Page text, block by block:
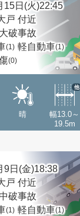
15日(火)22:45
戸 付近
破事故
(1) 軽自動車(1)
(0)
晴
幅13.0～
19.5m
他
9日(金)18:38
戸 付近
破事故
(1) 軽自動車(1)